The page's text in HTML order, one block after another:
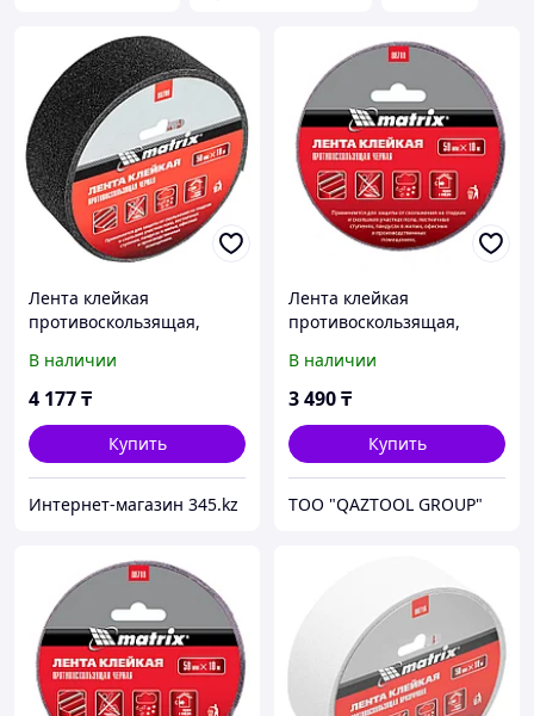
Лента клейкая
противоскользящая,
Matrix
В наличии
4 177₸
Купить
Интернет-магазин 345.kz
Лента клейкая
противоскользящая,
Matrix
В наличии
3 490₸
Купить
TOO "QAZTOOL GROUP"